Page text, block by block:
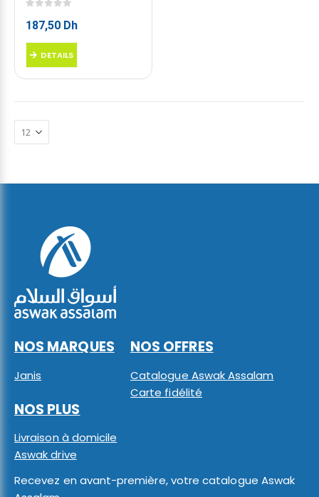
187,50 Dh
DETAILS
NOS MARQUES
Janis
NOS OFFRES
Catalogue Aswak Assalam
Carte fidélité
NOS PLUS
Livraison à domicile
Aswak drive
Recevez en avant-première, votre catalogue Aswak